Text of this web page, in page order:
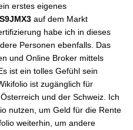
erstes eigenes
auf dem Markt
habe ich in dieses
Personen ebenfalls. Das
und Online Broker mittels
ist ein tolles Gefühl sein
ist zugänglich für
und der Schweiz. Ich
nutzen, um Geld für die Rente
weiterhin, um andere